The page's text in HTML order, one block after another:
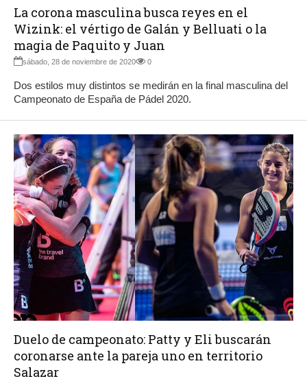
La corona masculina busca reyes en el
Wizink: el vértigo de Galán y Belluati o la
magia de Paquito y Juan
sábado, 28 de noviembre de 2020 0
Dos estilos muy distintos se medirán en la final masculina del
Campeonato de España de Pádel 2020.
Duelo de campeonato: Patty y Eli buscarán
coronarse ante la pareja uno en territorio
Salazar